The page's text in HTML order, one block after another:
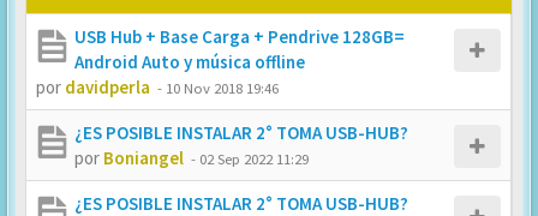
USB Hub + Base Carga + Pendrive 128GB=
Android Auto y música offline
por davidperla - 10 Nov 2018 19:46
¿ES POSIBLE INSTALAR 2° TOMA USB-HUB?
por Boniangel - 02 Sep 2022 11:29
¿ES POSIBLE INSTALAR 2° TOMA USB-HUB?